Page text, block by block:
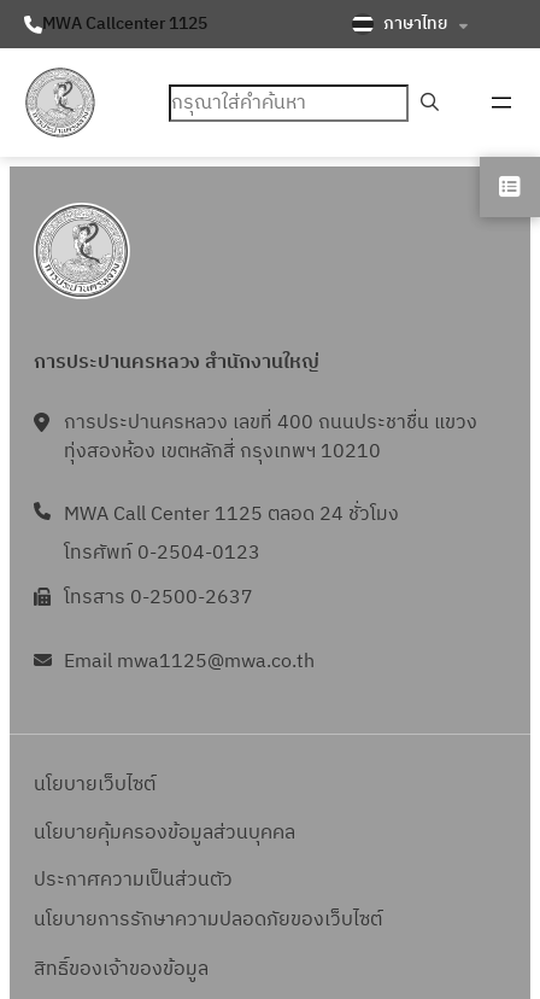
MWA Callcenter 1125 ภาษาไทย
ค้นหา
การประปานครหลวง สำนักงานใหญ่
การประปานครหลวง เลขที่ 400 ถนนประชาชื่น แขวง
ทุ่งสองห้อง เขตหลักสี่ กรุงเทพฯ 10210
MWA Call Center 1125 ตลอด 24 ชั่วโมง
โทรศัพท์ 0-2504-0123
โทรสาร 0-2500-2637
Email mwa1125@mwa.co.th
นโยบายเว็บไซต์
นโยบายคุ้มครองข้อมูลส่วนบุคคล
ประกาศความเป็นส่วนตัว
นโยบายการรักษาความปลอดภัยของเว็บไซต์
สิทธิ์ของเจ้าของข้อมูล